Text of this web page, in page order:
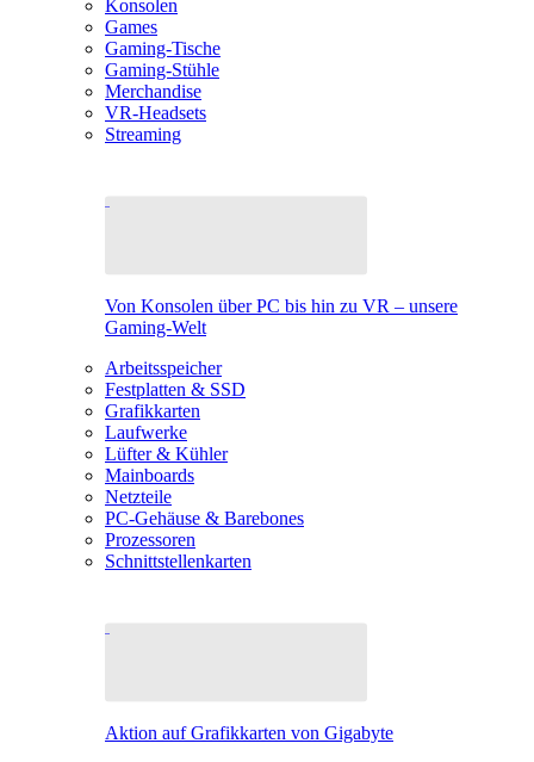
Konsolen
Games
Gaming-Tische
Gaming-Stühle
Merchandise
VR-Headsets
Streaming
Von Konsolen über PC bis hin zu VR – unsere
Gaming-Welt
Arbeitsspeicher
Festplatten & SSD
Grafikkarten
Laufwerke
Lüfter & Kühler
Mainboards
Netzteile
PC-Gehäuse & Barebones
Prozessoren
Schnittstellenkarten
Aktion auf Grafikkarten von Gigabyte